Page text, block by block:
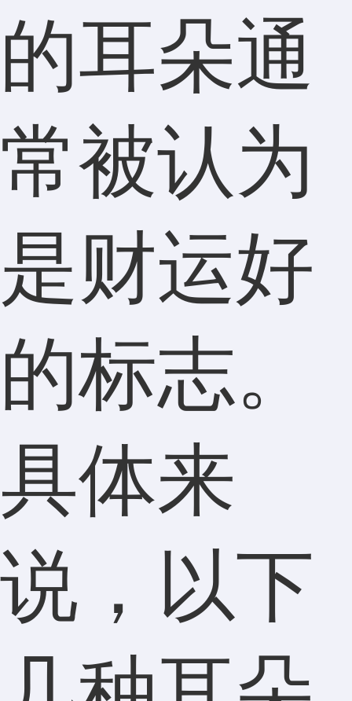
的耳朵通
常被认为
是财运好
的标志。
具体来
说，以下